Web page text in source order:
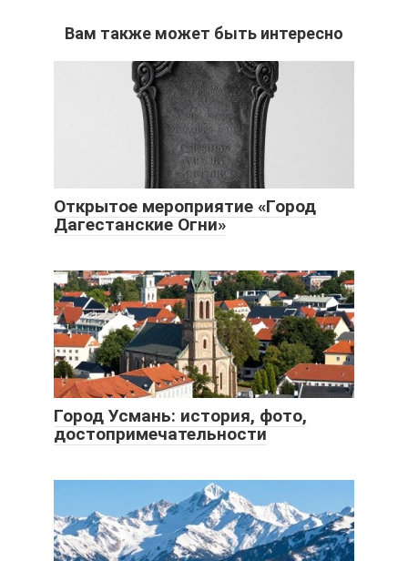
Вам также может быть интересно
Открытое мероприятие «Город
Дагестанские Огни»
Город Усмань: история, фото,
достопримечательности